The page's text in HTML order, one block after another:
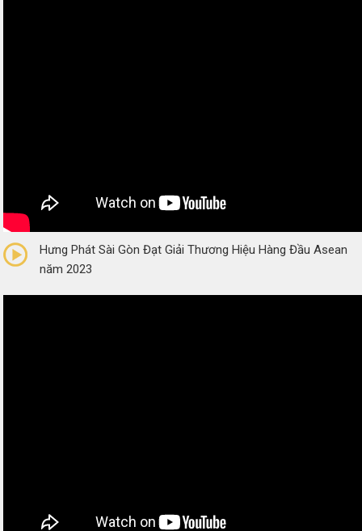
(0 Reviews)
Hưng Phát Sài Gòn Đạt Giải Thương Hiệu Hàng Đầu Asean
năm 2023